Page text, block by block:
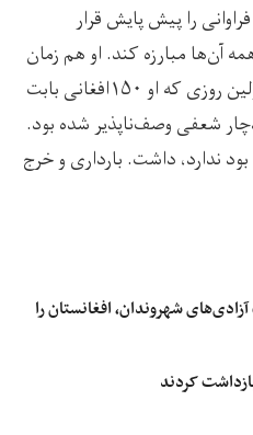
را پیش پایش قرار
آن‌ها مبارزه کند. او هم زمان
با شروع کارش باردار می‌شود. اولین روزی که او ۱۵۰افغانی بابت
شعفی وصف‌ناپذیر شده بود.
ندارد، داشت. بارداری و خرج
شهروندان، افغانستان را
کردند